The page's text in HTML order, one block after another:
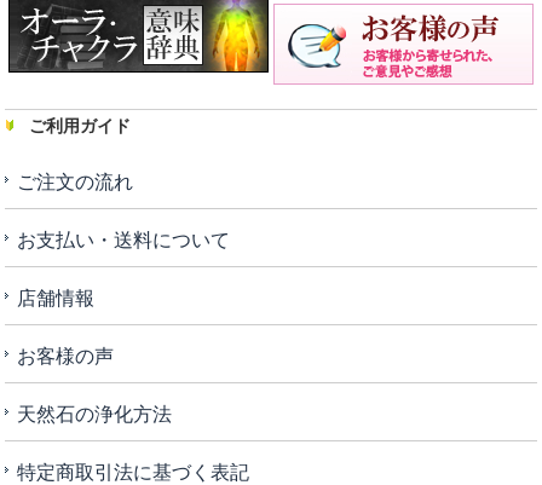
ご利用ガイド
ご注文の流れ
お支払い・送料について
店舗情報
お客様の声
天然石の浄化方法
特定商取引法に基づく表記